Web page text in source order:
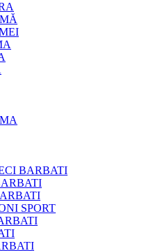
BARBATI
SPORT